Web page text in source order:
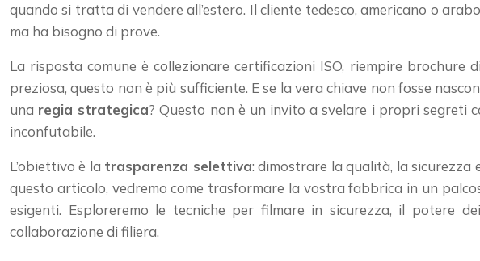
quando si tratta di vendere all’estero. Il cliente tedesco, americano o
ma ha bisogno di prove.
La risposta comune è collezionare certificazioni ISO, riempire
preziosa, questo non è più sufficiente. E se la vera chiave non fosse
una regia strategica? Questo non è un invito a svelare i propri segreti
inconfutabile.
L’obiettivo è la trasparenza selettiva: dimostrare la qualità, la sicurezza
questo articolo, vedremo come trasformare la vostra fabbrica in un
esigenti. Esploreremo le tecniche per filmare in sicurezza, il
collaborazione di filiera.